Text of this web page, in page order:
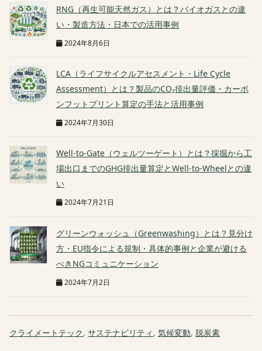
RNG（再生可能天然ガス）とは？バイオガスとの違
い・製造方法・日本での活用事例
2024年8月6日
LCA（ライフサイクルアセスメント・Life Cycle
Assessment）とは？製品のCO₂排出量評価・カーボ
ンフットプリント算定の手法と活用事例
2024年7月30日
Well-to-Gate（ウェルツーゲート）とは？採掘から工
場出口までのGHG排出量算定とWell-to-Wheelとの違
い
2024年7月21日
グリーンウォッシュ（Greenwashing）とは？見分け
方・EU指令による規制・具体的事例と企業が避ける
べきNGコミュニケーション
2024年7月2日
クライメートテック, サステナビリティ , 気候変動, 脱炭素